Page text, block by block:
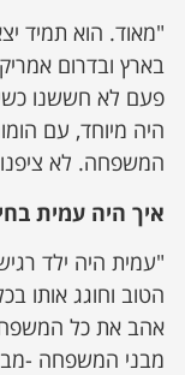
"מאוד. הוא תמיד
בארץ ובדרום
פעם לא חששנו
היה מיוחד, עם
המשפחה. לא
איך היה עמית
"עמית היה ילד
הטוב וחוגג אותו
אהב את כל
מבני המשפחה -